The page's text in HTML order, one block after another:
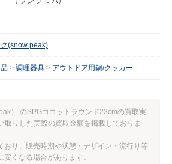
(snow peak)
調理器具 アウトドア用鍋/クッカー
） のSPGココットラウンド22cmの買取実
取りした実際の買取金額を掲載しておりま
おり、販売時期や状態・デザイン・流行り等
くなる場合があります。